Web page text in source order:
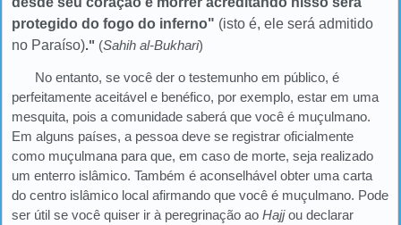
protegido do fogo do inferno" (isto é, ele será admitido
no Paraíso)." (Sahih al-Bukhari)
No entanto, se você der o testemunho em público, é
perfeitamente aceitável e benéfico, por exemplo, estar em uma
mesquita, pois a comunidade saberá que você é muçulmano.
Em alguns países, a pessoa deve se registrar oficialmente
como muçulmana para que, em caso de morte, seja realizado
um enterro islâmico. Também é aconselhável obter uma carta
do centro islâmico local afirmando que você é muçulmano. Pode
ser útil se você quiser ir à peregrinação ao Hajjou declarar